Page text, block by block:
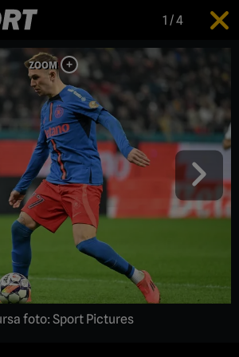
1 /4
foto: Sport Pictures